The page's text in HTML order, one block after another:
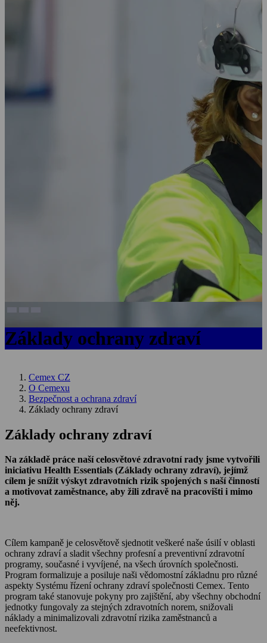
Základy ochrany zdraví
Cemex CZ
O Cemexu
Bezpečnost a ochrana zdraví
Základy ochrany zdraví
Základy ochrany zdraví
Na základě práce naší celosvětové zdravotní rady jsme vytvořili
iniciativu Health Essentials (Základy ochrany zdraví), jejímž
cílem je snížit výskyt zdravotních rizik spojených s naší činností
a motivovat zaměstnance, aby žili zdravě na pracovišti i mimo
něj.
Cílem kampaně je celosvětově sjednotit veškeré naše úsilí v oblasti
ochrany zdraví a sladit všechny profesní a preventivní zdravotní
programy, současné i vyvíjené, na všech úrovních společnosti.
Program formalizuje a posiluje naši vědomostní základnu pro různé
aspekty Systému řízení ochrany zdraví společnosti Cemex. Tento
program také stanovuje pokyny pro zajištění, aby všechny obchodní
jednotky fungovaly za stejných zdravotních norem, snižovali
náklady a minimalizovali zdravotní rizika zaměstnanců a
neefektivnost.